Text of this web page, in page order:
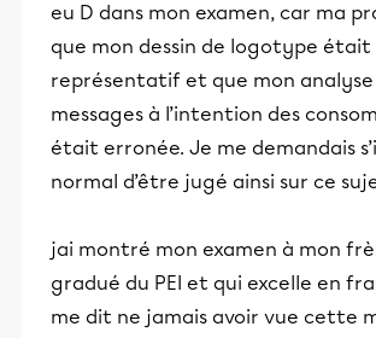
eu D dans mon examen, car ma
que mon dessin de logotype était
représentatif et que mon analyse
messages à l’intention des
était erronée. Je me demandais
normal d’être jugé ainsi sur ce
jai montré mon examen à mon
gradué du PEI et qui excelle en
me dit ne jamais avoir vue cette